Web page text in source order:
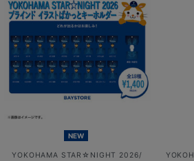
NEW
YOKOHAMA STAR☆NIGHT 2026/